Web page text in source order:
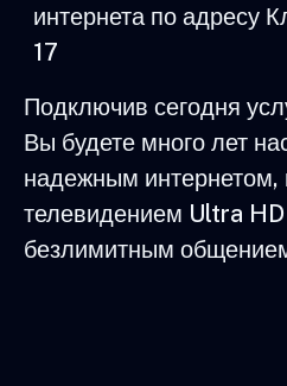
интернета по адресу
17
Подключив сегодня
Вы будете много лет
надежным интернетом,
телевидением Ultra HD
безлимитным